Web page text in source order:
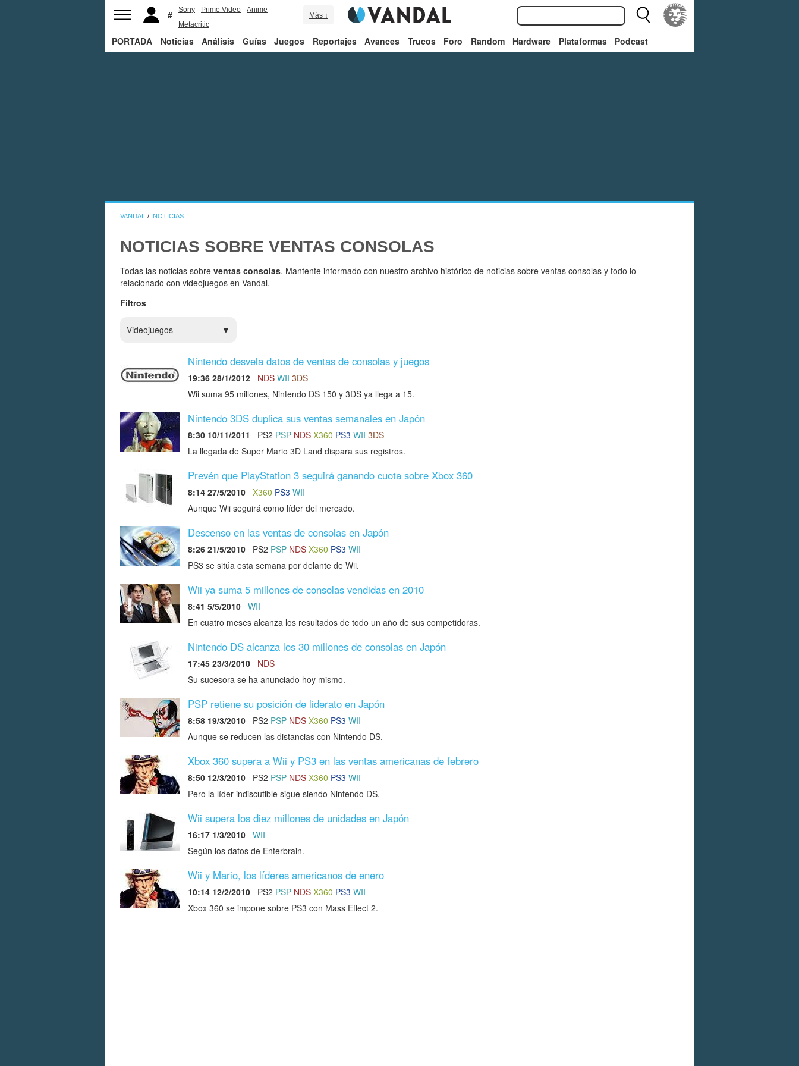
Sony Prime Video
Anime
Metacritic
Más ↓
PORTADA Noticias Análisis Guías Juegos Reportajes Avances Trucos Foro Random Hardware Plataformas Podcast
VANDAL NOTICIAS
NOTICIAS SOBRE VENTAS CONSOLAS
Todas las noticias sobre ventas consolas. Mantente informado con nuestro archivo histórico de noticias sobre ventas consolas y todo lo
relacionado con videojuegos en Vandal.
Filtros
Videojuegos
Nintendo desvela datos de ventas de consolas y juegos
19:36 28/1/2012 NDS WII 3DS
Wii suma 95 millones, Nintendo DS 150 y 3DS ya llega a 15.
Nintendo 3DS duplica sus ventas semanales en Japón
8:30 10/11/2011 PS2 PSP NDS X360 PS3 WII 3DS
La llegada de Super Mario 3D Land dispara sus registros.
Prevén que PlayStation 3 seguirá ganando cuota sobre Xbox 360
8:14 27/5/2010 X360 PS3 WII
Aunque Wii seguirá como líder del mercado.
Descenso en las ventas de consolas en Japón
8:26 21/5/2010 PS2 PSP NDS X360 PS3 WII
PS3 se sitúa esta semana por delante de Wii.
Wii ya suma 5 millones de consolas vendidas en 2010
8:41 5/5/2010 WII
En cuatro meses alcanza los resultados de todo un año de sus competidoras.
Nintendo DS alcanza los 30 millones de consolas en Japón
17:45 23/3/2010
NDS
Su sucesora se ha anunciado hoy mismo.
PSP retiene su posición de liderato en Japón
8:58 19/3/2010 PS2 PSP NDS X360 PS3 WII
Aunque se reducen las distancias con Nintendo DS.
Xbox 360 supera a Wii y PS3 en las ventas americanas de febrero
8:50 12/3/2010 PS2 PSP NDS X360 PS3 WII
Pero la líder indiscutible sigue siendo Nintendo DS.
Wii supera los diez millones de unidades en Japón
16:17 1/3/2010 WII
Según los datos de Enterbrain.
Wii y Mario, los líderes americanos de enero
10:14 12/2/2010 PS2 PSP NDS X360 PS3 WII
Xbox 360 se impone sobre PS3 con Mass Effect 2.